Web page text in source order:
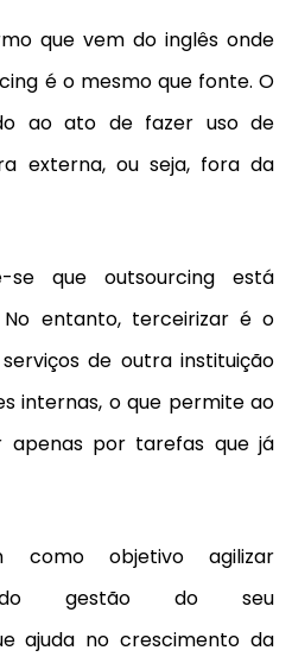
que vem do inglês onde
é o mesmo que fonte. O
ao ato de fazer uso de
externa, ou seja, fora da
se que outsourcing está
entanto, terceirizar é o
de outra instituição
internas, o que permite ao
apenas por tarefas que já
como objetivo agilizar
gestão do seu
ajuda no crescimento da